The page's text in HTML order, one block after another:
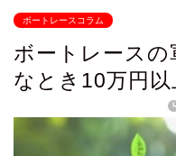
ボートレースコラム
ボートレース
なとき10万円